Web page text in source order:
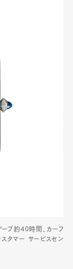
ーブ約40時間、カーフ
タマー サービスセン